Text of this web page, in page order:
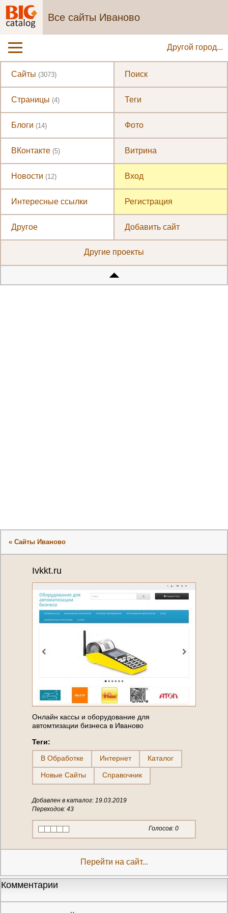
Все сайты Иваново
Другой город...
Сайты (3073)
Страницы (4)
Блоги (14)
ВКонтакте (5)
Новости (12)
Интересные ссылки
Другое
Поиск
Теги
Фото
Витрина
Вход
Регистрация
Добавить сайт
Другие проекты
« Сайты Иваново
Ivkkt.ru
Онлайн кассы и оборудование для
автомтизации бизнеса в Иваново
Теги:
В Обработке
Интернет Каталог
Новые Сайты Справочник
Добавлен в каталог: 19.03.2019
Переходов: 43
Голосов: 0
Перейти на сайт...
Комментарии